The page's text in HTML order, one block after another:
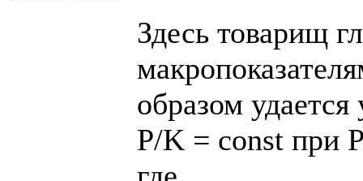
Здесь товарищ
образом
P/K = const при